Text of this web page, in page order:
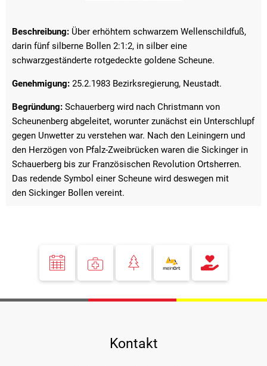
Beschreibung: Über erhöhtem schwarzem Wellenschildfuß,
darin fünf silberne Bollen 2:1:2, in silber eine
schwarzgeständerte rotgedeckte goldene Scheune.
Genehmigung: 25.2.1983 Bezirksregierung, Neustadt.
Begründung: Schauerberg wird nach Christmann von
Scheunenberg abgeleitet, worunter zunächst ein Unterschlupf
gegen Unwetter zu verstehen war. Nach den Leiningern und
den Herzögen von Pfalz-Zweibrücken waren die Sickinger in
Schauerberg bis zur Französischen Revolution Ortsherren.
Das redende Symbol einer Scheune wird deswegen mit
den Sickinger Bollen vereint.
Kontakt